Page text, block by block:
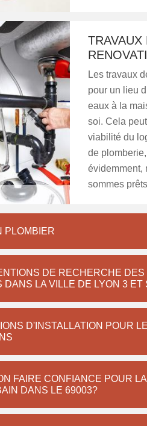
Les travaux
pour un lieu
eaux à la
soi. Cela
viabilité du
de
évidemment,
sommes
PLOMBIER
DE RECHERCHE
DANS LA VILLE DE LYON 3 ET
D'INSTALLATION POUR
FAIRE CONFIANCE POUR
DANS LE 69003?